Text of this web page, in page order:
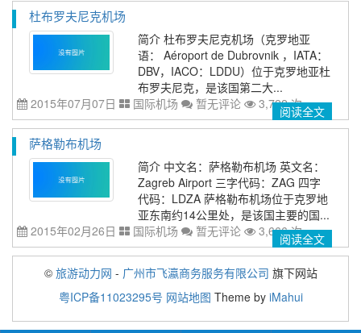
杜布罗夫尼克机场
简介 杜布罗夫尼克机场（克罗地亚
语： Aéroport de Dubrovnik ，IATA：
DBV，IACO：LDDU）位于克罗地亚杜
布罗夫尼克，是该国第二大...
2015年07月07日
国际机场 暂无评论 3,722 次阅读全文
萨格勒布机场
简介 中文名：萨格勒布机场 英文名：
Zagreb Airport 三字代码：ZAG 四字
代码：LDZA 萨格勒布机场位于克罗地
亚东南约14公里处，是该国主要的国...
2015年02月26日
国际机场 暂无评论 3,666 次阅读全文
© 旅游动力网 - 广州市飞瀛商务服务有限公司 旗下网站
粤ICP备11023295号 网站地图 Theme by iMahui